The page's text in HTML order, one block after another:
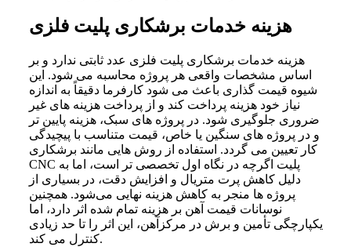
هزینه خدمات برشکاری پلیت فلزی
هزینه خدمات برشکاری پلیت فلزی عدد ثابتی ندارد و بر
اساس مشخصات واقعی هر پروژه محاسبه می‌ شود. این
شیوه قیمت‌ گذاری باعث می‌ شود کارفرما دقیقاً به اندازه
نیاز خود هزینه پرداخت کند و از پرداخت هزینه‌ های غیر
ضروری جلوگیری شود. در پروژه‌ های سبک، هزینه پایین‌ تر
و در پروژه‌ های سنگین یا خاص، قیمت متناسب با پیچیدگی
کار تعیین می‌ گردد. استفاده از روش‌ هایی مانند برشکاری
CNC پلیت اگرچه در نگاه اول تخصصی‌ تر است، اما به
دلیل کاهش پرت متریال و افزایش دقت، در بسیاری از
پروژه‌ ها منجر به کاهش هزینه نهایی می‌شود. همچنین
نوسانات قیمت آهن بر هزینه تمام‌ شده اثر دارد، اما
یکپارچگی تأمین و برش در مرکزآهن، این اثر را تا حد زیادی
کنترل می‌ کند.